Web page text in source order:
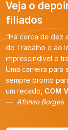
Veja o
filiados
“Há cerca de dez
do Trabalho e ao
imprescindível o
Uma carreira para
sempre pronto
um recado, COM
Afonso Borges